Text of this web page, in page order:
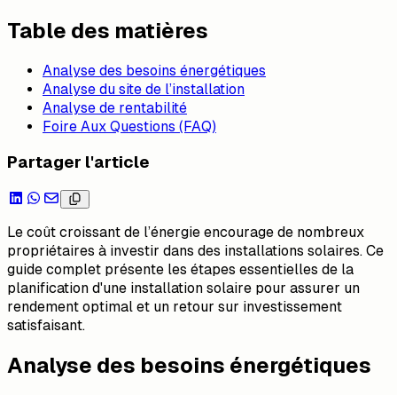
Table des matières
Analyse des besoins énergétiques
Analyse du site de l’installation
Analyse de rentabilité
Foire Aux Questions (FAQ)
Partager l'article
Le coût croissant de l’énergie encourage de nombreux
propriétaires à investir dans des installations solaires. Ce
guide complet présente les étapes essentielles de la
planification d'une installation solaire pour assurer un
rendement optimal et un retour sur investissement
satisfaisant.
Analyse des besoins énergétiques